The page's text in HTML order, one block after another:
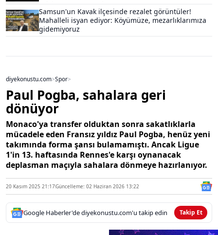
Samsun'un Kavak ilçesinde rezalet görüntüler!
Mahalleli isyan ediyor: Köyümüze, mezarlıklarımıza
gidemiyoruz
diyekonustu.com>Spor>
Paul Pogba, sahalara geri
dönüyor
Monaco'ya transfer olduktan sonra sakatlıklarla
mücadele eden Fransız yıldız Paul Pogba, henüz yeni
takımında forma şansı bulamamıştı. Ancak Ligue
1'in 13. haftasında Rennes'e karşı oynanacak
deplasman maçıyla sahalara dönmeye hazırlanıyor.
20 Kasım 2025 21:17Güncelleme: 02 Haziran 2026 13:22
Google Haberler'de diyekonustu.com'u takip edin Takip Et